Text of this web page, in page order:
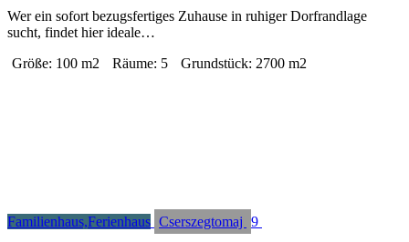
Wer ein sofort bezugsfertiges Zuhause in ruhiger Dorfrandlage
sucht, findet hier ideale…
Größe: 100 m2 Räume: 5 Grundstück: 2700 m2
Familienhaus,Ferienhaus Cserszegtomaj 9